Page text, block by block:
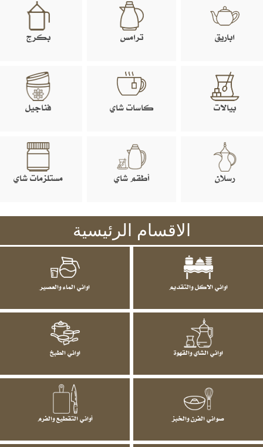
اباريق ترامس بكرج
بيالات كاسات شاي فناجيل
رسلان أطقم شاي مستلزمات شاي
الاقسام الرئيسية
اواني الاكل والتقديم اواني الماء والعصير
اواني الشاي والقهوة اواني الطبخ
صواني الفرن والخبز أواني التقطيع والفرم